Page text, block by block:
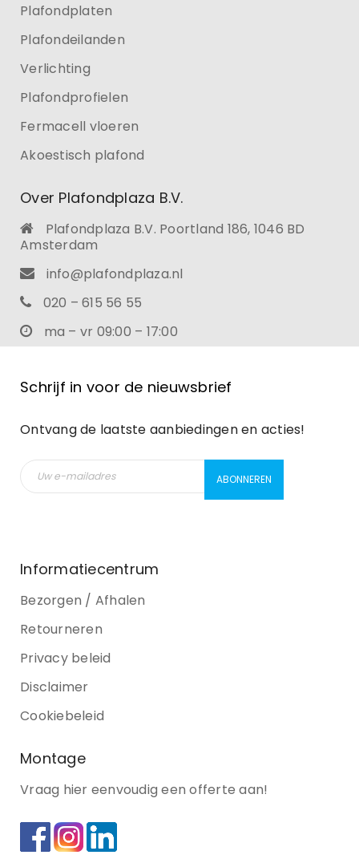
Plafondplaten
Plafondeilanden
Verlichting
Plafondprofielen
Fermacell vloeren
Akoestisch plafond
Over Plafondplaza B.V.
Plafondplaza B.V. Poortland 186, 1046 BD
Amsterdam
info@plafondplaza.nl
020 – 615 56 55
ma – vr 09:00 – 17:00
Schrijf in voor de nieuwsbrief
Ontvang de laatste aanbiedingen en acties!
Informatiecentrum
Bezorgen / Afhalen
Retourneren
Privacy beleid
Disclaimer
Cookiebeleid
Montage
Vraag hier eenvoudig een offerte aan!